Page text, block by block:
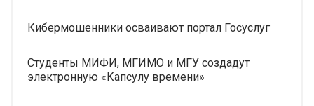
Кибермошенники осваивают портал Госуслуг
Студенты МИФИ, МГИМО и МГУ создадут
электронную «Капсулу времени»